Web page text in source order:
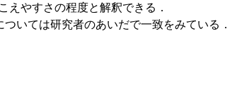
えやすさの程度と解釈できる．
いては研究者のあいだで一致をみている．